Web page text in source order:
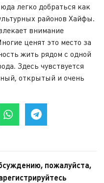
легко добраться как
районов Хайфы.
внимание
ценят это место за
жить рядом с одной
Здесь чувствуется
открытый и очень
пожалуйста,